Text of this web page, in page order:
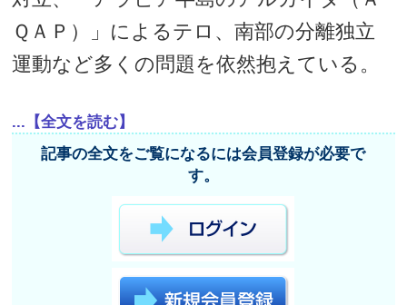
ＱＡＰ）」によるテロ、南部の分離独立
運動など多くの問題を依然抱えている。
...【全文を読む】
記事の全文をご覧になるには会員登録が必要で
す。